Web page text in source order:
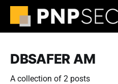
DBSAFER AM
A collection of 2 posts